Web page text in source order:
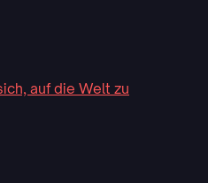
auf die Welt zu